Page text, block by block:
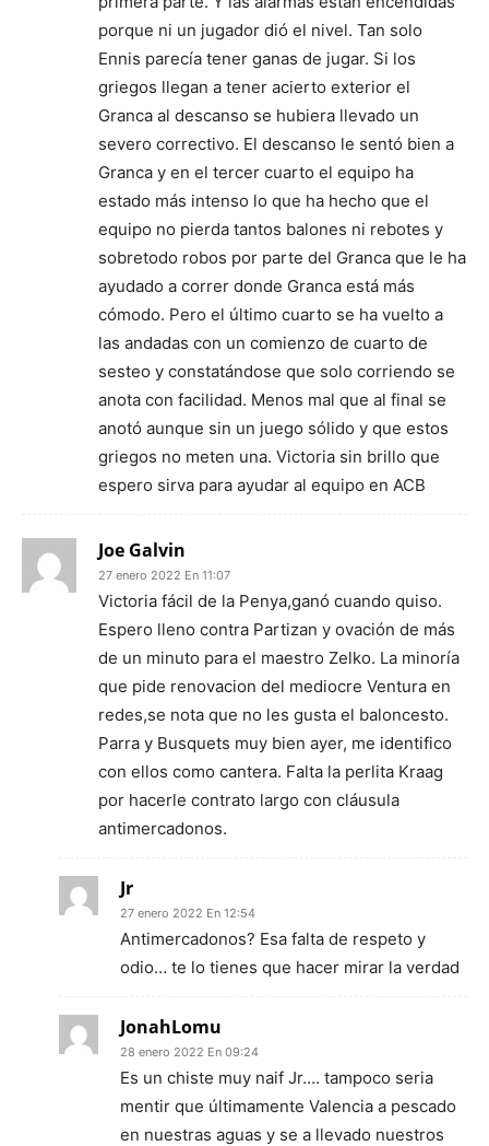
porque ni un jugador dió el nivel. Tan solo
Ennis parecía tener ganas de jugar. Si los
griegos llegan a tener acierto exterior el
Granca al descanso se hubiera llevado un
severo correctivo. El descanso le sentó bien a
Granca y en el tercer cuarto el equipo ha
estado más intenso lo que ha hecho que el
equipo no pierda tantos balones ni rebotes y
sobretodo robos por parte del Granca que le ha
ayudado a correr donde Granca está más
cómodo. Pero el último cuarto se ha vuelto a
las andadas con un comienzo de cuarto de
sesteo y constatándose que solo corriendo se
anota con facilidad. Menos mal que al final se
anotó aunque sin un juego sólido y que estos
griegos no meten una. Victoria sin brillo que
espero sirva para ayudar al equipo en ACB
Joe Galvin
27 enero 2022 En 11:07
Victoria fácil de la Penya,ganó cuando quiso.
Espero lleno contra Partizan y ovación de más
de un minuto para el maestro Zelko. La minoría
que pide renovacion del mediocre Ventura en
redes,se nota que no les gusta el baloncesto.
Parra y Busquets muy bien ayer, me identifico
con ellos como cantera. Falta la perlita Kraag
por hacerle contrato largo con cláusula
antimercadonos.
Jr
27 enero 2022 En 12:54
Antimercadonos? Esa falta de respeto y
odio… te lo tienes que hacer mirar la verdad
JonahLomu
28 enero 2022 En 09:24
Es un chiste muy naif Jr…. tampoco seria
mentir que últimamente Valencia a pescado
en nuestras aguas y se a llevado nuestros